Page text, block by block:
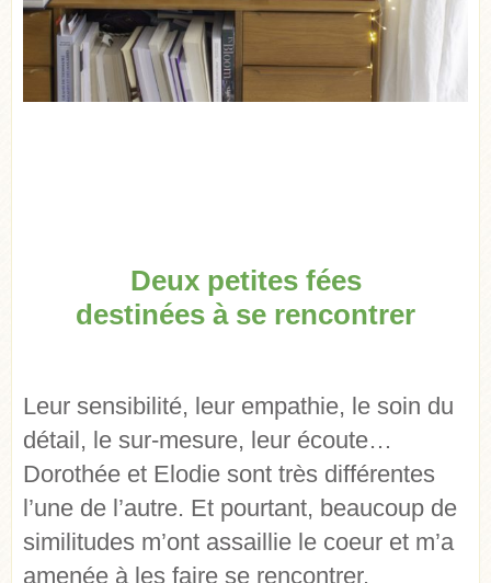
Deux petites fées
destinées à se rencontrer
Leur sensibilité, leur empathie, le soin du
détail, le sur-mesure, leur écoute…
Dorothée et Elodie sont très différentes
l’une de l’autre. Et pourtant, beaucoup de
similitudes m’ont assaillie le coeur et m’a
amenée à les faire se rencontrer.